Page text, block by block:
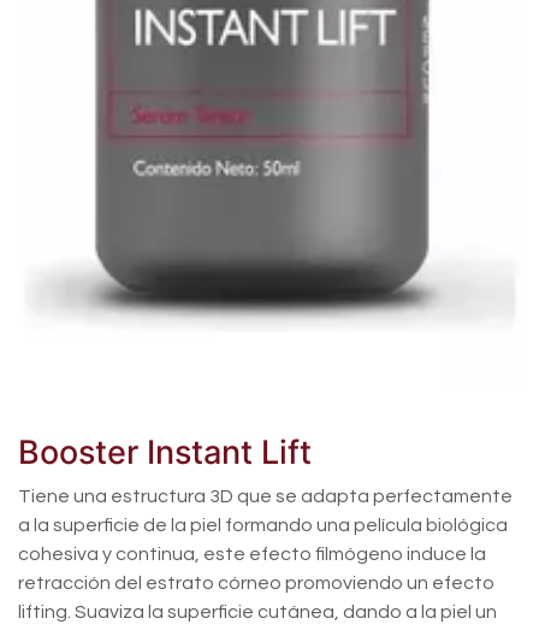
Booster Instant Lift
Tiene una estructura 3D que se adapta perfectamente
a la superficie de la piel formando una película biológica
cohesiva y continua, este efecto filmógeno induce la
retracción del estrato córneo promoviendo un efecto
lifting. Suaviza la superficie cutánea, dando a la piel un